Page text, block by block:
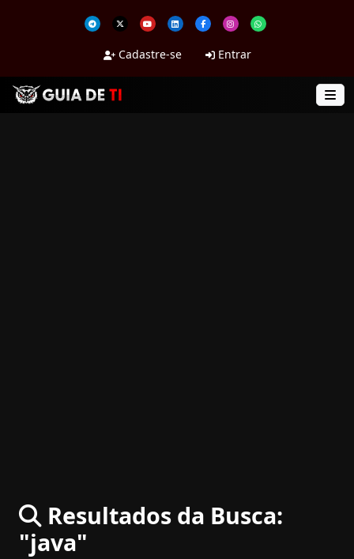
Cadastre-se Entrar
Resultados da Busca:
"java"